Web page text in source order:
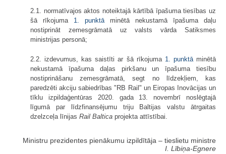
2.1. normatīvajos aktos noteiktajā kārtībā īpašuma tiesības uz
šā rīkojuma 1. punktā minētā nekustamā īpašuma daļu
nostiprināt zemesgrāmatā uz valsts vārda Satiksmes
ministrijas personā;
2.2. izdevumus, kas saistīti ar šā rīkojuma 1. punktāminētā
nekustamā īpašuma daļas pirkšanu un īpašuma tiesību
nostiprināšanu zemesgrāmatā, segt no līdzekļiem, kas
paredzēti akciju sabiedrības "RB Rail" un Eiropas Inovācijas un
tīklu izpildaģentūras 2020. gada 13. novembrī noslēgtajā
līgumā par līdzfinansējumu triju Baltijas valstu ātrgaitas
dzelzceļa līnijas Rail Baltica projekta attīstībai.
Ministru prezidentes pienākumu izpildītāja ‒ tieslietu ministre
I. Lībiņa-Egnere